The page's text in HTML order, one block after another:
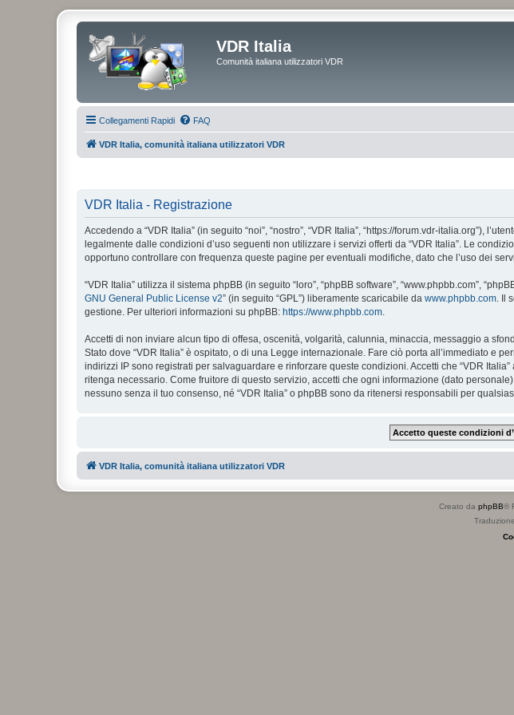
VDR Italia
Comunità italiana utilizzatori VDR
Collegamenti Rapidi FAQ
VDR Italia, comunità italiana utilizzatori VDR
VDR Italia - Registrazione
Accedendo a “VDR Italia” (in seguito “noi”, “nostro”, “VDR Italia”, “https://forum.vdr-italia.org”),
legalmente dalle condizioni d’uso seguenti non utilizzare i servizi offerti da “VDR Italia”. Le
opportuno controllare con frequenza queste pagine per eventuali modifiche, dato che l’uso dei
“VDR Italia” utilizza il sistema phpBB (in seguito “loro”, “phpBB software”, “www.phpbb.com”,
GNU General Public License v2” (in seguito “GPL”) liberamente scaricabile da www.phpbb.com . Il
gestione. Per ulteriori informazioni su phpBB: https://www.phpbb.com
Accetti di non inviare alcun tipo di offesa, oscenità, volgarità, calunnia, minaccia, messaggio a
Stato dove “VDR Italia” è ospitato, o di una Legge internazionale. Fare ciò porta all’immediato e
indirizzi IP sono registrati per salvaguardare e rinforzare queste condizioni. Accetti che “VDR
ritenga necessario. Come fruitore di questo servizio, accetti che ogni informazione (dato
nessuno senza il tuo consenso, né “VDR Italia” o phpBB sono da ritenersi responsabili per
VDR Italia, comunità italiana utilizzatori VDR
Creato da phpBB®